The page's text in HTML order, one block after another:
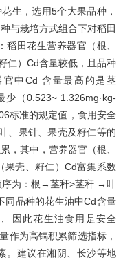
生，选用5个大果品种，
与栽培方式组合下对稻田
田花生营养器官（根、
仁）Cd含量较低，且品种
中Cd 含量最高的是茎
少（0.523~ 1.326mg·kg-
标准的规定值，食用安全
、果针、果壳及籽仁等的
，其中，营养器官（根、
果壳、籽仁）Cd富集系数
序为：根→茎秆>茎秆 →叶
品种的花生油中Cd含量
因此花生油食用是安全
作为高镉积累筛选指标，
。建议在湘阴、长沙等地